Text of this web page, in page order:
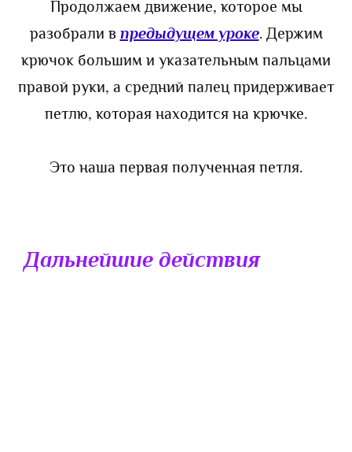
Продолжаем движение, которое мы
разобрали в предыдущем уроке. Держим
крючок большим и указательным пальцами
правой руки, а средний палец придерживает
петлю, которая находится на крючке.
Это наша первая полученная петля.
Дальнейшие действия